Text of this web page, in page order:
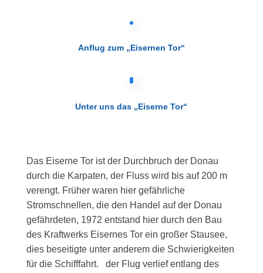
Anflug zum „Eisernen Tor“
Unter uns das „Eiserne Tor“
Das Eiserne Tor ist der Durchbruch der Donau
durch die Karpaten, der Fluss wird bis auf 200 m
verengt. Früher waren hier gefährliche
Stromschnellen, die den Handel auf der Donau
gefährdeten, 1972 entstand hier durch den Bau
des Kraftwerks Eisernes Tor ein großer Stausee,
dies beseitigte unter anderem die Schwierigkeiten
für die Schifffahrt. der Flug verlief entlang des